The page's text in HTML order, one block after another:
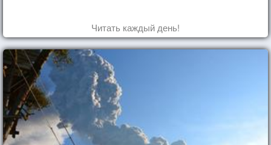
Читать каждый день!